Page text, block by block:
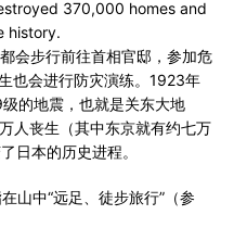
370,000 homes and
history.
会步行前往首相官邸，参加危
也会进行防灾演练。1923年
的地震，也就是关东大地
人丧生（其中东京就有约七万
日本的历史进程。
山中“远足、徒步旅行”（参